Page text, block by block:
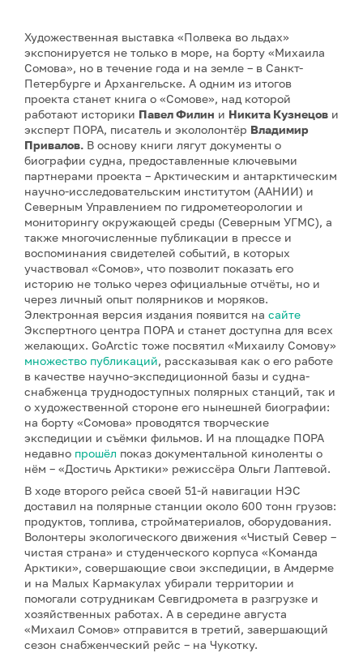
Художественная выставка «Полвека во льдах»
экспонируется не только в море, на борту «Михаила
Сомова», но в течение года и на земле – в Санкт-
Петербурге и Архангельске. А одним из итогов
проекта станет книга о «Сомове», над которой
работают историки Павел Филин и Никита Кузнецов и
эксперт ПОРА, писатель и экололонтёр Владимир
Привалов. В основу книги лягут документы о
биографии судна, предоставленные ключевыми
партнерами проекта – Арктическим и антарктическим
научно‑исследовательским институтом (ААНИИ) и
Северным Управлением по гидрометеорологии и
мониторингу окружающей среды (Северным УГМС), а
также многочисленные публикации в прессе и
воспоминания свидетелей событий, в которых
участвовал «Сомов», что позволит показать его
историю не только через официальные отчёты, но и
через личный опыт полярников и моряков.
Электронная версия издания появится на сайте
Экспертного центра ПОРА и станет доступна для всех
желающих. GoArctic тоже посвятил «Михаилу Сомову»
множество публикаций, рассказывая как о его работе
в качестве научно-экспедиционной базы и судна-
снабженца труднодоступных полярных станций, так и
о художественной стороне его нынешней биографии:
на борту «Сомова» проводятся творческие
экспедиции и съёмки фильмов. И на площадке ПОРА
недавно прошёл показ документальной киноленты о
нём – «Достичь Арктики» режиссёра Ольги Лаптевой.
В ходе второго рейса своей 51-й навигации НЭС
доставил на полярные станции около 600 тонн грузов:
продуктов, топлива, стройматериалов, оборудования.
Волонтеры экологического движения «Чистый Север –
чистая страна» и студенческого корпуса «Команда
Арктики», совершающие свои экспедиции, в Амдерме
и на Малых Кармакулах убирали территории и
помогали сотрудникам Севгидромета в разгрузке и
хозяйственных работах. А в середине августа
«Михаил Сомов» отправится в третий, завершающий
сезон снабженческий рейс – на Чукотку.